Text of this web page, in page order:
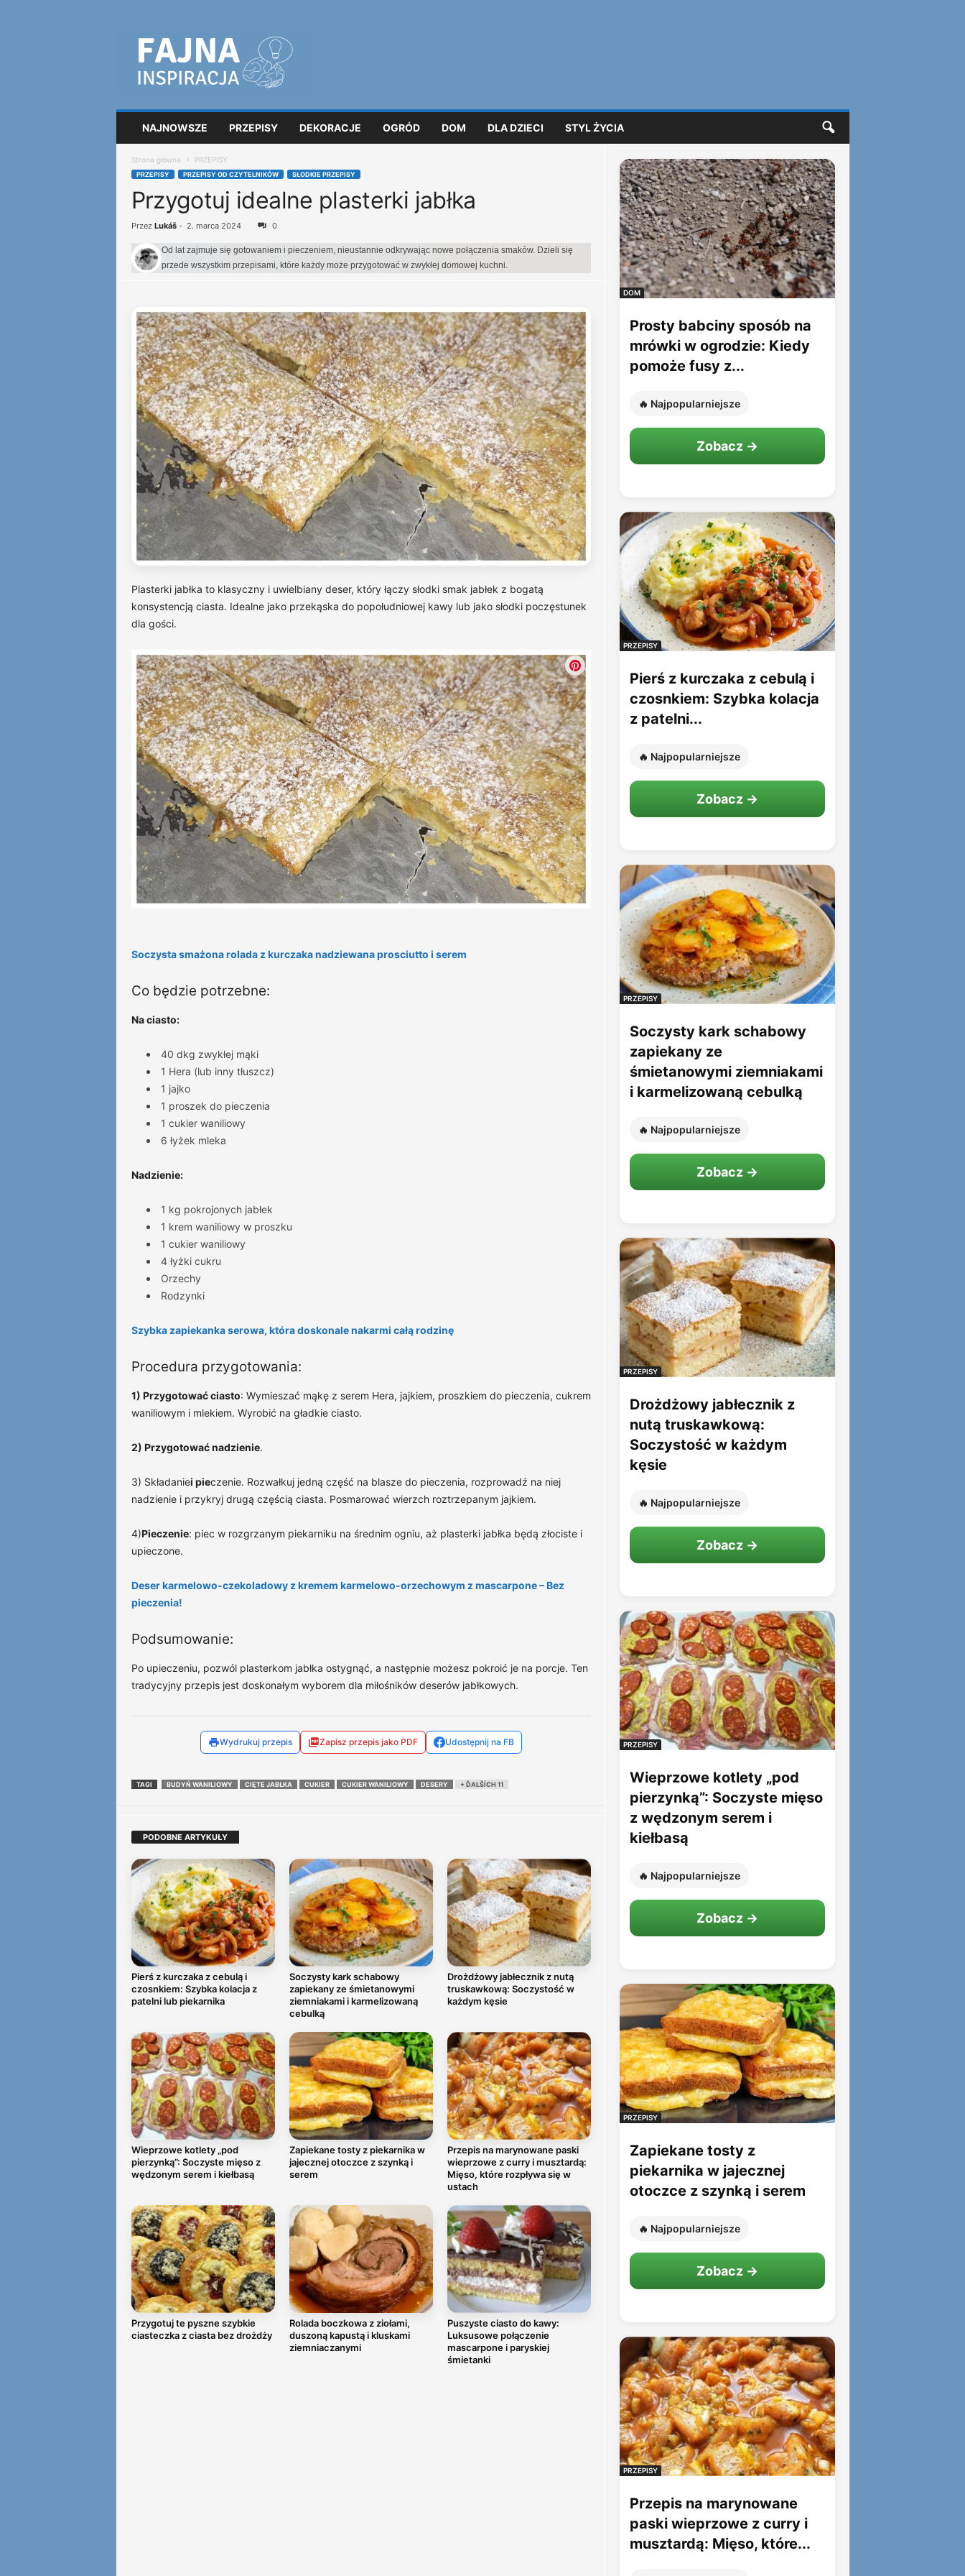
NAJNOWSZE PRZEPISY DEKORACJE OGRÓD DOM DLA DZIECI STYL ŻYCIA
Strona główna PRZEPISY
PRZEPISY PRZEPISY OD CZYTELNIKÓW SŁODKIE PRZEPISY
Przygotuj idealne plasterki jabłka
Przez Lukáš- 2. marca 2024 0
Od lat zajmuje się gotowaniem i pieczeniem, nieustannie odkrywając nowe połączenia smaków. Dzieli się
przede wszystkim przepisami, które każdy może przygotować w zwykłej domowej kuchni.
Plasterki jabłka to klasyczny i uwielbiany deser, który łączy słodki smak jabłek z bogatą
konsystencją ciasta. Idealne jako przekąska do popołudniowej kawy lub jako słodki poczęstunek
dla gości.
Soczysta smażona rolada z kurczaka nadziewana prosciutto i serem
Co będzie potrzebne:
Na ciasto:
40 dkg zwykłej mąki
1 Hera (lub inny tłuszcz)
1 jajko
1 proszek do pieczenia
1 cukier waniliowy
6 łyżek mleka
Nadzienie:
1 kg pokrojonych jabłek
1 krem waniliowy w proszku
1 cukier waniliowy
4 łyżki cukru
Orzechy
Rodzynki
Szybka zapiekanka serowa, która doskonale nakarmi całą rodzinę
Procedura przygotowania:
1) Przygotować ciasto: Wymieszać mąkę z serem Hera, jajkiem, proszkiem do pieczenia, cukrem
waniliowym i mlekiem. Wyrobić na gładkie ciasto.
2) Przygotować nadzienie.
3) Składaniei pieczenie. Rozwałkuj jedną część na blasze do pieczenia, rozprowadź na niej
nadzienie i przykryj drugą częścią ciasta. Posmarować wierzch roztrzepanym jajkiem.
4)Pieczenie: piec w rozgrzanym piekarniku na średnim ogniu, aż plasterki jabłka będą złociste i
upieczone.
Deser karmelowo-czekoladowy z kremem karmelowo-orzechowym z mascarpone – Bez
pieczenia!
Podsumowanie:
Po upieczeniu, pozwól plasterkom jabłka ostygnąć, a następnie możesz pokroić je na porcje. Ten
tradycyjny przepis jest doskonałym wyborem dla miłośników deserów jabłkowych.
Wydrukuj przepis Zapisz przepis jako PDF Udostępnij na FB
TAGI BUDYŃ WANILIOWY CIĘTE JABŁKA CUKIER CUKIER WANILIOWY DESERY + ĎALŠÍCH 11
PODOBNE ARTYKUŁY
Pierś z kurczaka z cebulą i
czosnkiem: Szybka kolacja z
patelni lub piekarnika
Soczysty kark schabowy
zapiekany ze śmietanowymi
ziemniakami i karmelizowaną
cebulką
Drożdżowy jabłecznik z nutą
truskawkową: Soczystość w
każdym kęsie
Wieprzowe kotlety „pod
pierzynką”: Soczyste mięso z
wędzonym serem i kiełbasą
Zapiekane tosty z piekarnika w
jajecznej otoczce z szynką i
serem
Przepis na marynowane paski
wieprzowe z curry i musztardą:
Mięso, które rozpływa się w
ustach
Przygotuj te pyszne szybkie
ciasteczka z ciasta bez drożdży
Rolada boczkowa z ziołami,
duszoną kapustą i kluskami
ziemniaczanymi
Puszyste ciasto do kawy:
Luksusowe połączenie
mascarpone i paryskiej
śmietanki
DOM
Prosty babciny sposób na
mrówki w ogrodzie: Kiedy
pomoże fusy z...
🔥 Najpopularniejsze
Zobacz →
PRZEPISY
Pierś z kurczaka z cebulą i
czosnkiem: Szybka kolacja
z patelni...
🔥 Najpopularniejsze
Zobacz →
PRZEPISY
Soczysty kark schabowy
zapiekany ze
śmietanowymi ziemniakami
i karmelizowaną cebulką
🔥 Najpopularniejsze
Zobacz →
PRZEPISY
Drożdżowy jabłecznik z
nutą truskawkową:
Soczystość w każdym
kęsie
🔥 Najpopularniejsze
Zobacz →
PRZEPISY
Wieprzowe kotlety „pod
pierzynką”: Soczyste mięso
z wędzonym serem i
kiełbasą
🔥 Najpopularniejsze
Zobacz →
PRZEPISY
Zapiekane tosty z
piekarnika w jajecznej
otoczce z szynką i serem
🔥 Najpopularniejsze
Zobacz →
PRZEPISY
Przepis na marynowane
paski wieprzowe z curry i
musztardą: Mięso, które...